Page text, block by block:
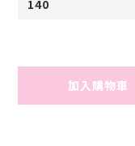
加入購物車